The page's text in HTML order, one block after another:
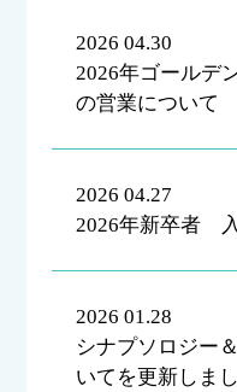
2026 04.30
2026年ゴールデ
の営業について
2026 04.27
2026年新卒者
2026 01.28
シナプソロジー
いてを更新しま